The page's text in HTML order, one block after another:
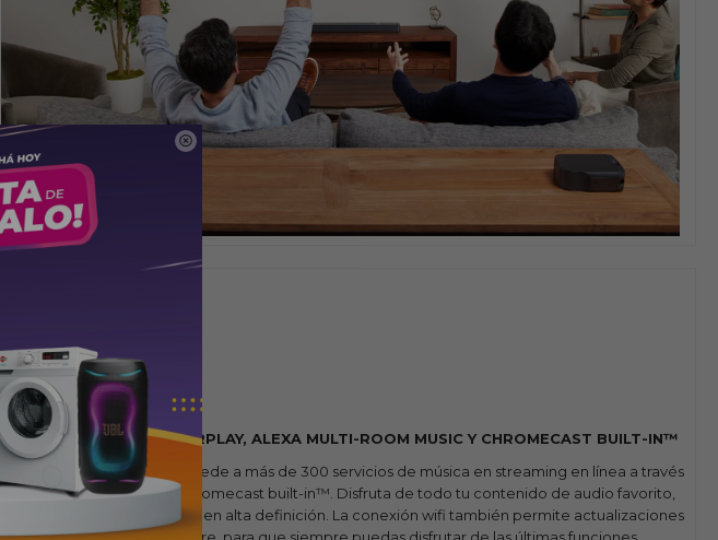

WIFI INTEGRADO CON AIRPLAY, ALEXA MULTI-ROOM MUSIC Y CHROMECAST BUILT-IN™
Prepárate para explorar. Accede a más de 300 servicios de música en streaming en línea a través
de AirPlay, Alexa MRM y Chromecast built-in™. Disfruta de todo tu contenido de audio favorito,
radio por Internet y podcasts en alta definición. La conexión wifi también permite actualizaciones